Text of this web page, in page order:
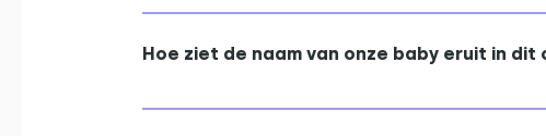
Van elke stijl kun je gratis een fysieke
afwerking bekijken en voelen.
Hoe ziet de naam van onze baby eruit in dit
Vraag een digitaal voorbeeld aan door een